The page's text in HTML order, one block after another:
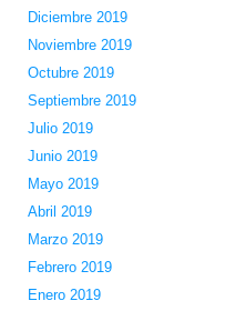
Diciembre 2019
Noviembre 2019
Octubre 2019
Septiembre 2019
Julio 2019
Junio 2019
Mayo 2019
Abril 2019
Marzo 2019
Febrero 2019
Enero 2019